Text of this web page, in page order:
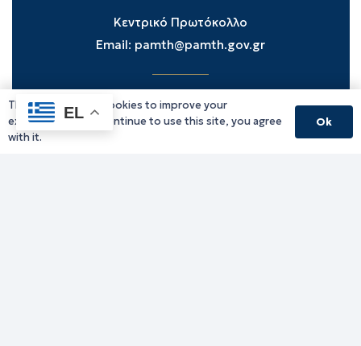
Κεντρικό Πρωτόκολλο
Email: pamth@pamth.gov.gr
Υπηρεσίες Δράμας
Υπηρεσίες Καβάλας
EL
This website uses cookies to improve your
experience. If you continue to use this site, you agree
with it.
Ok